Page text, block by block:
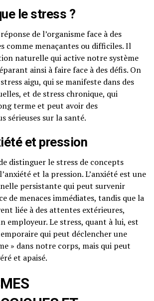
le stress ?
de l’organisme face à des
comme menaçantes ou difficiles. Il
naturelle qui active notre système
ainsi à faire face à des défis. On
aigu, qui se manifeste dans des
et de stress chronique, qui
terme et peut avoir des
sérieuses sur la santé.
et pression
distinguer le stress de concepts
et la pression. L’anxiété est une
persistante qui peut survenir
de menaces immédiates, tandis que la
liée à des attentes extérieures,
employeur. Le stress, quant à lui, est
qui peut déclencher une
» dans notre corps, mais qui peut
et apaisé.